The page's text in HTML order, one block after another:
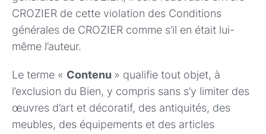
CROZIER de cette violation des Conditions
générales de CROZIER comme s’il en était lui-
même l’auteur.
Le terme « Contenu » qualifie tout objet, à
l’exclusion du Bien, y compris sans s’y limiter des
œuvres d’art et décoratif, des antiquités, des
meubles, des équipements et des articles